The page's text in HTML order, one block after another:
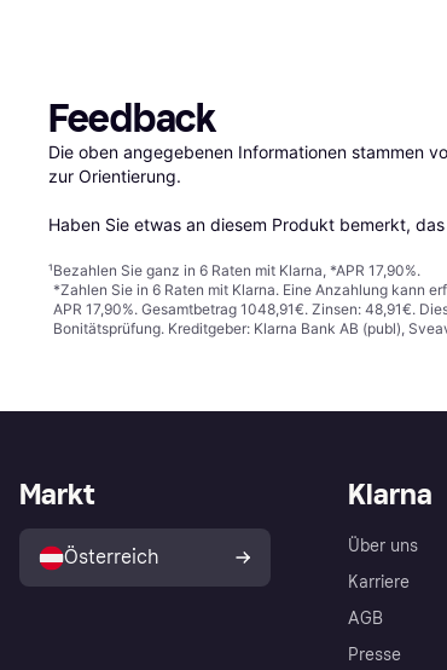
Feedback
Die oben angegebenen Informationen stammen
zur Orientierung.
Haben Sie etwas an diesem Produkt bemerkt,
¹Bezahlen Sie ganz in 6 Raten mit Klarna, *APR 17,90%.
*Zahlen Sie in 6 Raten mit Klarna. Eine Anzahlung kann
APR 17,90%. Gesamtbetrag 1048,91€. Zinsen: 48,91€.
Bonitätsprüfung. Kreditgeber: Klarna Bank AB (publ),
Klarna
Über uns
Karriere
AGB
Presse
Markt
Österreich